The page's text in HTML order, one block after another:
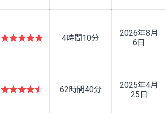
4時間10分
2026年8月
6日
62時間40分
2025年4月
25日